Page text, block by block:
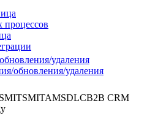
процессов
удаления
обновления/удаления
ITSMITAMSDLCB2B CRM